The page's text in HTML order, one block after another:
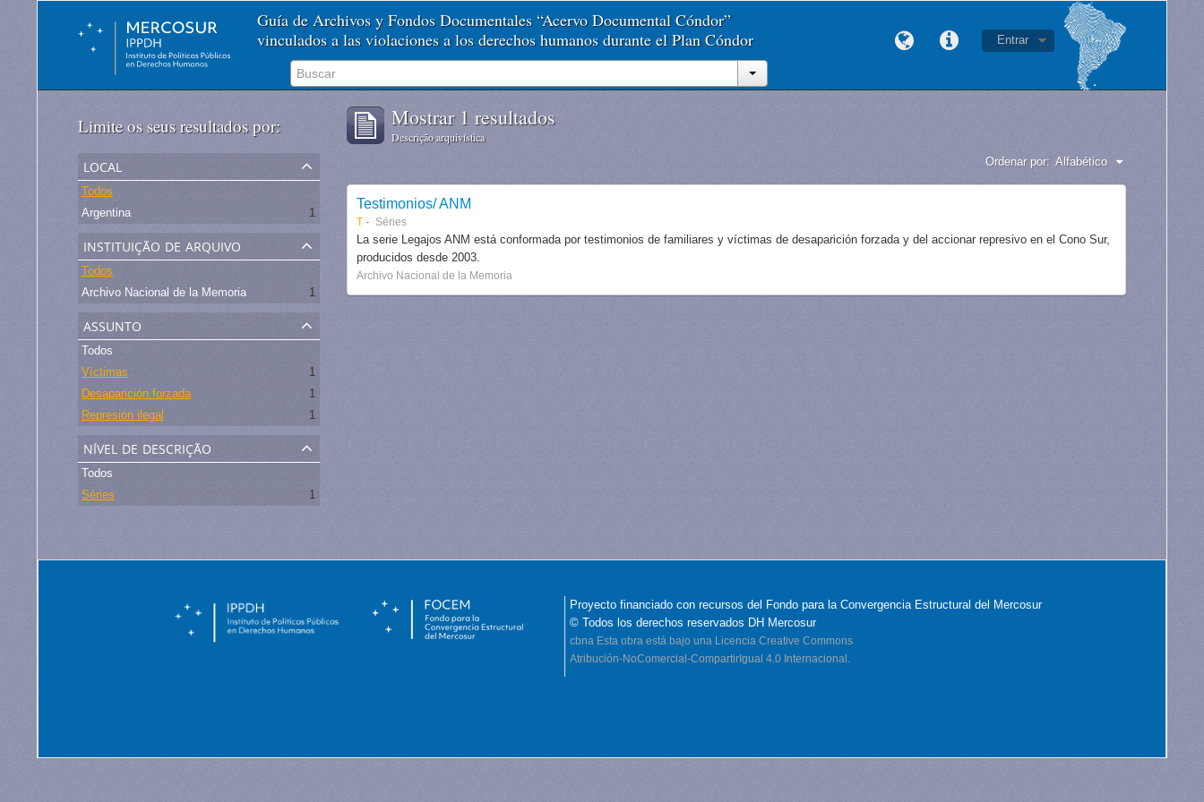
Guía de Archivos y Fondos Documentales “Acervo Documental Cóndor”
vinculados a las violaciones a los derechos humanos durante el Plan Cóndor
Entrar
Limite os seus resultados por:
local
Todos
Argentina
1
instituição de arquivo
Todos
Archivo Nacional de la Memoria
1
assunto
Todos
Víctimas
1
Desaparición forzada
1
Represión ilegal
1
nível de descrição
Todos
Séries
1
Mostrar 1 resultados
Descrição arquivística
Ordenar por: Alfabético
Testimonios/ ANM
T Séries
La serie Legajos ANM está conformada por testimonios de familiares y víctimas de desaparición forzada y del accionar represivo en el Cono Sur,
producidos desde 2003.
Archivo Nacional de la Memoria
Proyecto financiado con recursos del Fondo para la Convergencia Estructural del Mercosur
© Todos los derechos reservados DH Mercosur
cbna Esta obra está bajo una Licencia Creative Commons
Atribución-NoComercial-CompartirIgual 4.0 Internacional.